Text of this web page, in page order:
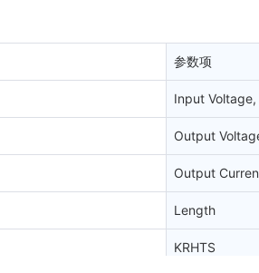
参数项
Input
Output
Output
Length
KRHTS